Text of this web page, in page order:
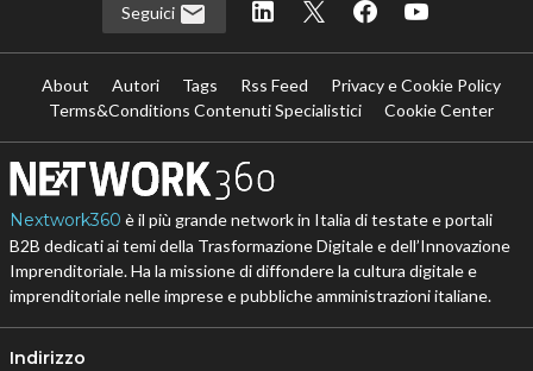
Seguici
About Autori Tags Rss Feed
Privacy e Cookie Policy
Terms&Conditions Contenuti Specialistici
Cookie Center
Nextwork360 è il più grande network in Italia di testate e portali
B2B dedicati ai temi della Trasformazione Digitale e dell’Innovazione
Imprenditoriale. Ha la missione di diffondere la cultura digitale e
imprenditoriale nelle imprese e pubbliche amministrazioni italiane.
Indirizzo